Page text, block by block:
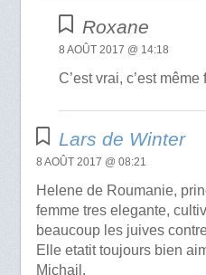
Roxane
8 AOÛT 2017 @ 14:18
C’est vrai, c’est
Lars de Winter
8 AOÛT 2017 @ 08:21
Helene de Roumanie,
femme tres elegante,
beaucoup les juives
Elle etatit toujours bien
Michail.